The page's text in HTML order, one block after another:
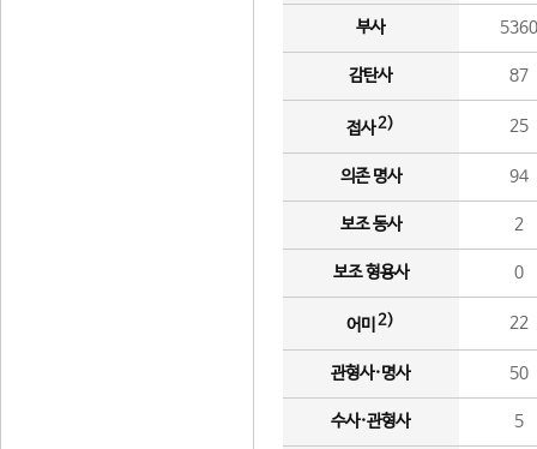
부사 5360
감탄사 87
접사2) 25
의존 명사 94
보조 동사 2
보조 형용사 0
어미 2) 22
관형사·명사 50
수사·관형사 5